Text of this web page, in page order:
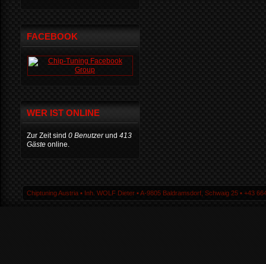
FACEBOOK
WER IST ONLINE
Zur Zeit sind 0 Benutzerund 413
Gäste online.
Chiptuning Austria ▪ Inh. WOLF Dieter ▪ A-9805 Baldramsdorf, Schwaig 25 ▪ +43